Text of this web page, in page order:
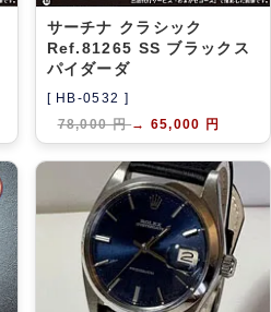
サーチナ クラシック
Ref.81265 SS ブラックス
パイダーダ
[ HB-0532 ]
78,000 円→ 65,000 円